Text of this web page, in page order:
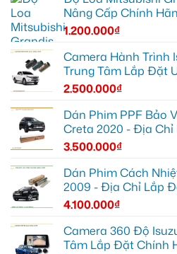
Nâng Cấp Chính
1.200.000₫
Camera Hành Trình
Trung Tâm Lắp Đặt
2.500.000₫
Dán Phim PPF Bảo
Creta 2020 - Địa Chỉ
3.500.000₫
Dán Phim Cách
2009 - Địa Chỉ Lắp
4.100.000₫
Camera 360 Độ
Tâm Lắp Đặt Chính